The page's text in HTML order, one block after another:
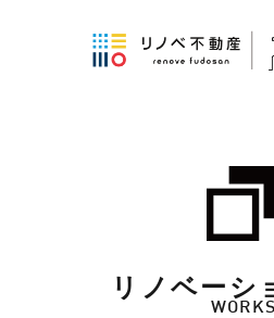
リノベーシ
WORKS